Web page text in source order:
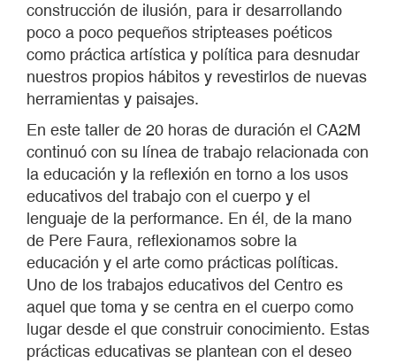
construcción de ilusión, para ir desarrollando
poco a poco pequeños stripteases poéticos
como práctica artística y política para desnudar
nuestros propios hábitos y revestirlos de nuevas
herramientas y paisajes.
En este taller de 20 horas de duración el CA2M
continuó con su línea de trabajo relacionada con
la educación y la reflexión en torno a los usos
educativos del trabajo con el cuerpo y el
lenguaje de la performance. En él, de la mano
de Pere Faura, reflexionamos sobre la
educación y el arte como prácticas políticas.
Uno de los trabajos educativos del Centro es
aquel que toma y se centra en el cuerpo como
lugar desde el que construir conocimiento. Estas
prácticas educativas se plantean con el deseo